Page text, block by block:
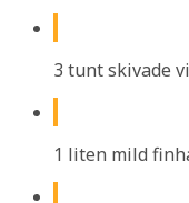
3 tunt skivade
1 liten mild